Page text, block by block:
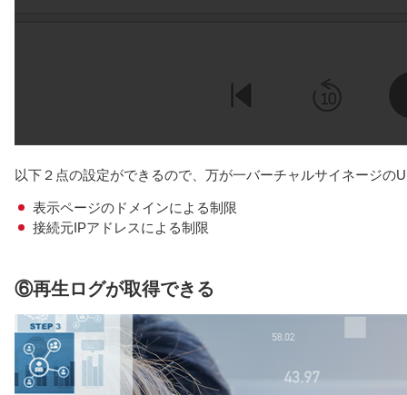
以下２点の設定ができるので、万が一バーチャルサイネージ
表示ページのドメインによる制限
接続元IPアドレスによる制限
⑥再生ログが取得できる